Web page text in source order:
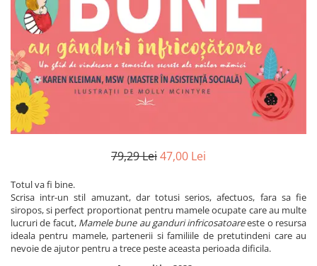
Parapsihologie
Ramtha
Audiobook
ReConnect
Religie
Crestinism
ScienceConnection
Vindecare Spirituala
Sanatate
Diete
79,29 Lei47,00 Lei
Totul va fi bine.
Scrisa intr-un stil amuzant, dar totusi serios, afectuos, fara sa fie
siropos, si perfect proportionat pentru mamele ocupate care au multe
lucruri de facut, Mamele bune au ganduri infricosatoareeste o resursa
ideala pentru mamele, partenerii si familiile de pretutindeni care au
nevoie de ajutor pentru a trece peste aceasta perioada dificila.